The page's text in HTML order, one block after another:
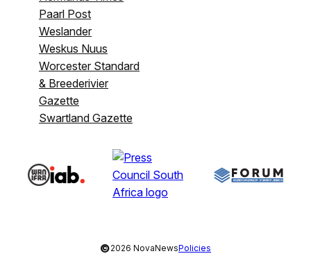
Paarl Post
Weslander
Weskus Nuus
Worcester Standard
& Breederivier
Gazette
Swartland Gazette
©2026 NovaNewsPolicies